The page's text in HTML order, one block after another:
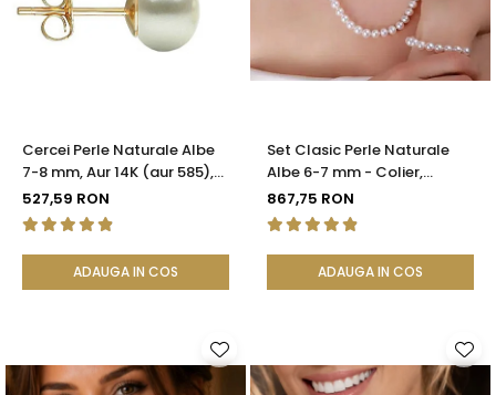
Seturi Perle cu Argint
Brățări cu Perle
Cercei Perle Naturale Albe
7-8 mm, Aur 14K (aur 585),
Calitatea AAA | KASKADDA®
527,59 RON
ADAUGA IN COS
Set Clasic Perle Naturale
Albe 6-7 mm - Colier,
Brățară și Cercei, Argint 925
| KASKADDA®
867,75 RON
ADAUGA IN COS